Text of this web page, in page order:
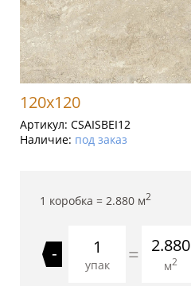
120x120
Артикул: CSAISBEI12
Наличие: под заказ
1 коробка = 2.880 м2
-
упак = 2.880
м2